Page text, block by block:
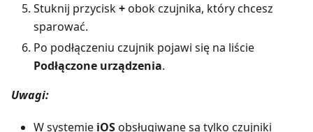
Stuknij przycisk+obok czujnika, który chcesz
sparować.
Po podłączeniu czujnik pojawi się na liście
Podłączone urządzenia.
Uwagi:
W systemie iOSobsługiwane są tylko czujniki